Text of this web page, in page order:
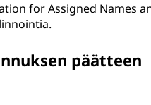
for Assigned Names
päätteen